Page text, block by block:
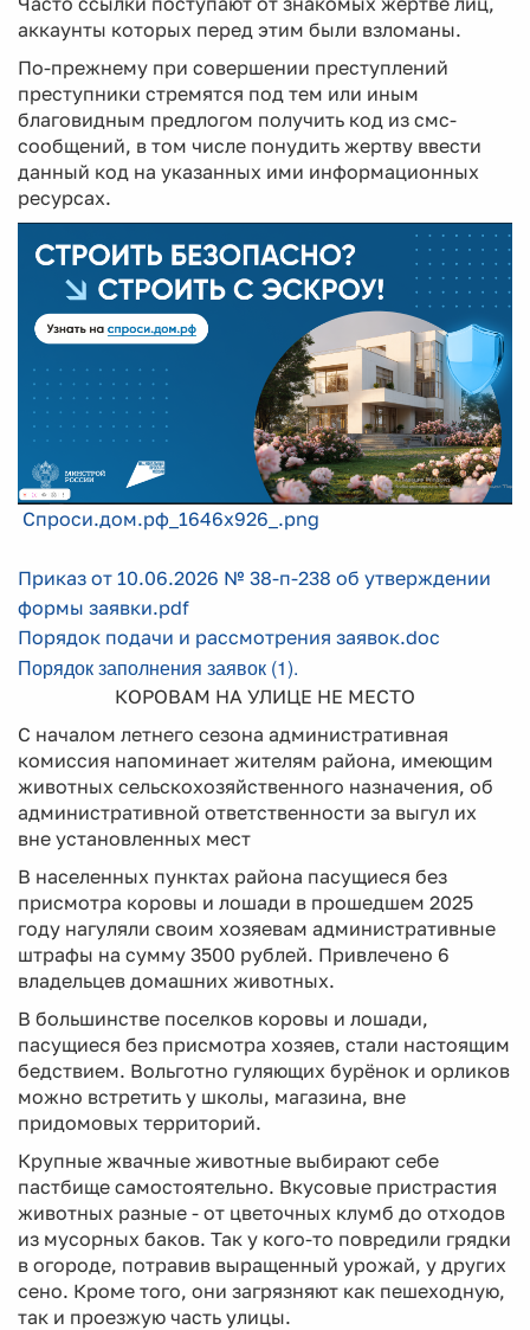
аккаунты которых перед этим были взломаны.
По-прежнему при совершении преступлений
преступники стремятся под тем или иным
благовидным предлогом получить код из смс-
сообщений, в том числе понудить жертву ввести
данный код на указанных ими информационных
ресурсах.
Спроси.дом.рф_1646х926_.png
Приказ от 10.06.2026 № 38-п-238 об утверждении
формы заявки.pdf
Порядок подачи и рассмотрения заявок.doc
Порядок заполнения заявок (1).
КОРОВАМ НА УЛИЦЕ НЕ МЕСТО
С началом летнего сезона административная
комиссия напоминает жителям района, имеющим
животных сельскохозяйственного назначения, об
административной ответственности за выгул их
вне установленных мест
В населенных пунктах района пасущиеся без
присмотра коровы и лошади в прошедшем 2025
году нагуляли своим хозяевам административные
штрафы на сумму 3500 рублей. Привлечено 6
владельцев домашних животных.
В большинстве поселков коровы и лошади,
пасущиеся без присмотра хозяев, стали настоящим
бедствием. Вольготно гуляющих бурёнок и орликов
можно встретить у школы, магазина, вне
придомовых территорий.
Крупные жвачные животные выбирают себе
пастбище самостоятельно. Вкусовые пристрастия
животных разные - от цветочных клумб до отходов
из мусорных баков. Так у кого-то повредили грядки
в огороде, потравив выращенный урожай, у других
сено. Кроме того, они загрязняют как пешеходную,
так и проезжую часть улицы.